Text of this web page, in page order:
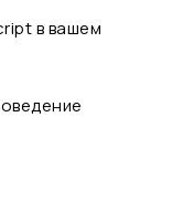
в вашем